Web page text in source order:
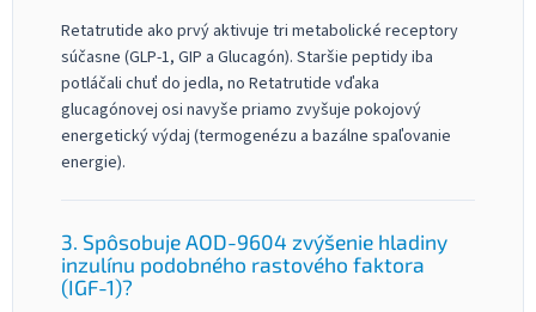
Retatrutide ako prvý aktivuje tri metabolické receptory
súčasne (GLP-1, GIP a Glucagón). Staršie peptidy iba
potláčali chuť do jedla, no Retatrutide vďaka
glucagónovej osi navyše priamo zvyšuje pokojový
energetický výdaj (termogenézu a bazálne spaľovanie
energie).
3. Spôsobuje AOD-9604 zvýšenie hladiny
inzulínu podobného rastového faktora
(IGF-1)?